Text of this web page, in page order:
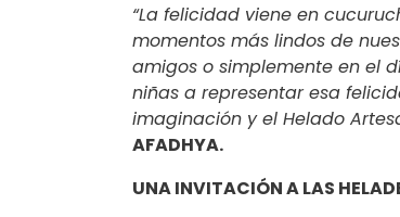
“La felicidad viene en
momentos más lindos de
amigos o simplemente en el
niñas a representar esa
imaginación y el Helado
AFADHYA.
UNA INVITACIÓN A LAS